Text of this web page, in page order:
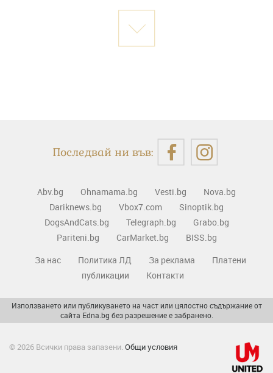
Последвай ни във:
Abv.bg Ohnamama.bg Vesti.bg
Nova.bg
Dariknews.bg
Vbox7.com
Sinoptik.bg
DogsAndCats.bg
Telegraph.bg
Grabo.bg
Pariteni.bg
CarMarket.bg
BISS.bg
За нас
Политика ЛД За реклама
Платени
публикации
Контакти
Използването или публикуването на част или цялостно съдържание от
сайта Edna.bg без разрешение е забранено.
© 2026 Всички права запазени. Общи условия